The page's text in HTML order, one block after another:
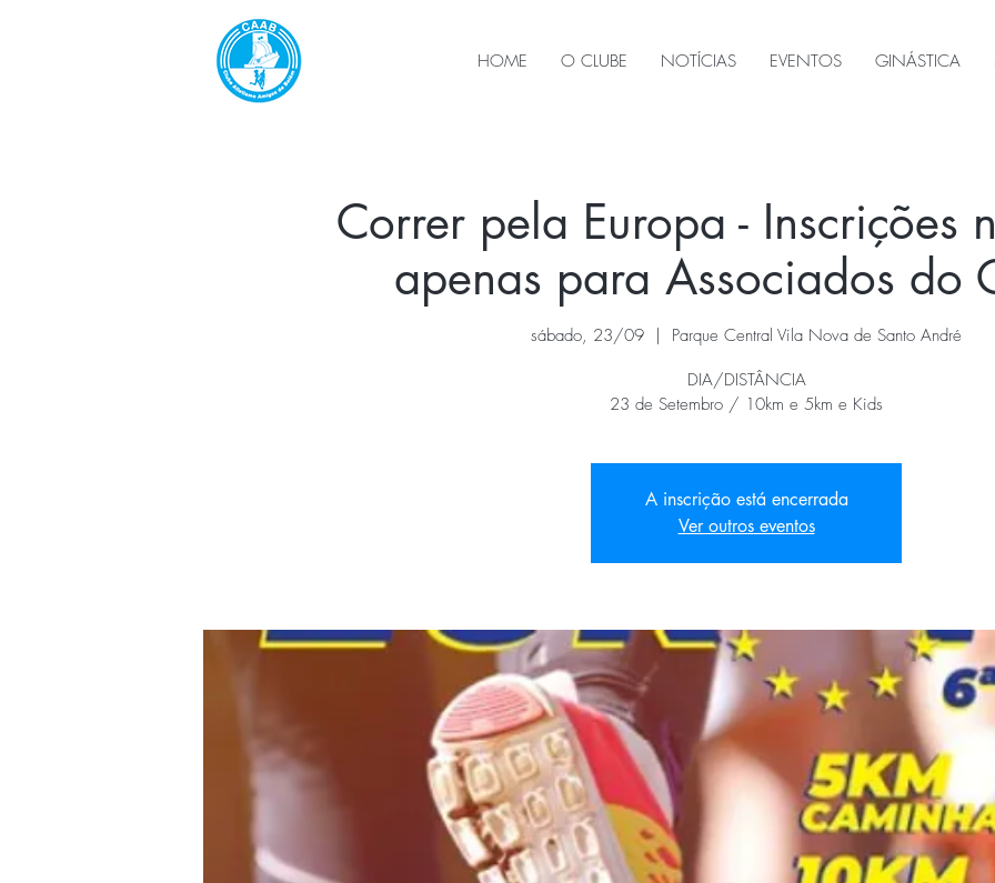
HOME O CLUBE NOTÍCIAS EVENTOS GINÁSTICA
Correr pela Europa - Inscrições
apenas para Associados do
sábado, 23/09
  |
Parque Central Vila Nova de Santo André
DIA/DISTÂNCIA
23 de Setembro / 10km e 5km e Kids
A inscrição está encerrada
Ver outros eventos